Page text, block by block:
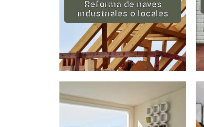
Reforma de naves
industriales o locales